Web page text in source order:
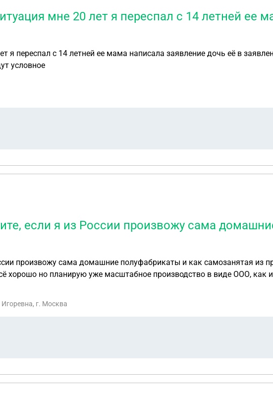
мне 20 лет я переспал с 14 летней ее
я переспал с 14 летней ее мама написала заявление дочь её в
условное
если я из России произвожу сама
произвожу сама домашние полуфабрикаты и как самозанятая из
хорошо но планирую уже масштабное производство в виде ООО, как
г. Москва